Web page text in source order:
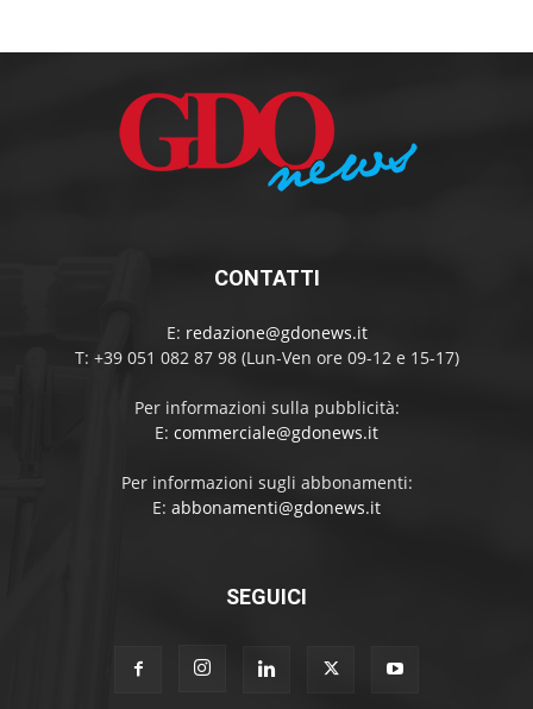
CONTATTI
E: redazione@gdonews.it
T: +39 051 082 87 98 (Lun-Ven ore 09-12 e 15-17)
Per informazioni sulla pubblicità:
E: commerciale@gdonews.it
Per informazioni sugli abbonamenti:
E: abbonamenti@gdonews.it
SEGUICI